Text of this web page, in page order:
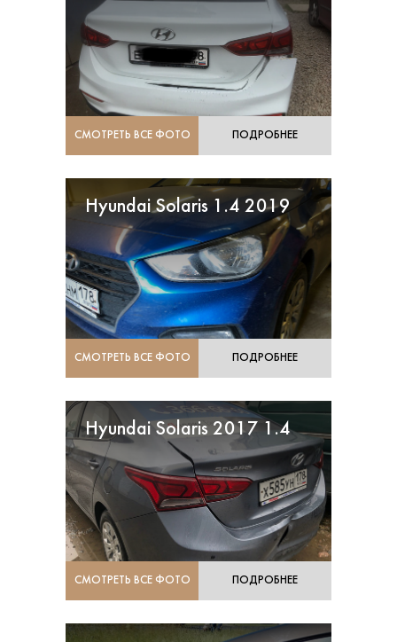
СМОТРЕТЬ ВСЕ ФОТО ПОДРОБНЕЕ
Hyundai Solaris 1.4 2019
СМОТРЕТЬ ВСЕ ФОТО ПОДРОБНЕЕ
Hyundai Solaris 2017 1.4
СМОТРЕТЬ ВСЕ ФОТО ПОДРОБНЕЕ